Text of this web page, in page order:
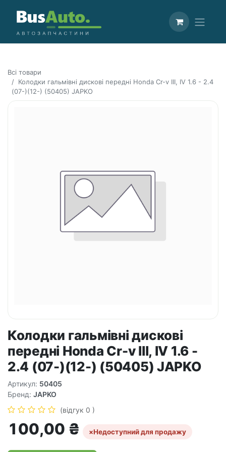
Всі товари
Колодки гальмівні дискові передні Honda Cr-v III, IV 1.6 - 2.4
(07-)(12-) (50405) JAPKO
Колодки гальмівні дискові
передні Honda Cr-v III, IV 1.6 -
2.4 (07-)(12-) (50405) JAPKO
Артикул: 50405
Бренд: JAPKO
(відгук 0 )
100,00 ₴ ×Недоступний для продажу